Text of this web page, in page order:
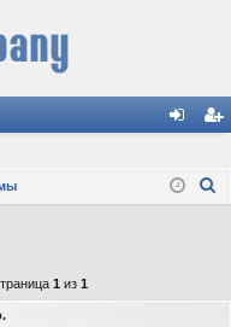
д ис
1 из 1